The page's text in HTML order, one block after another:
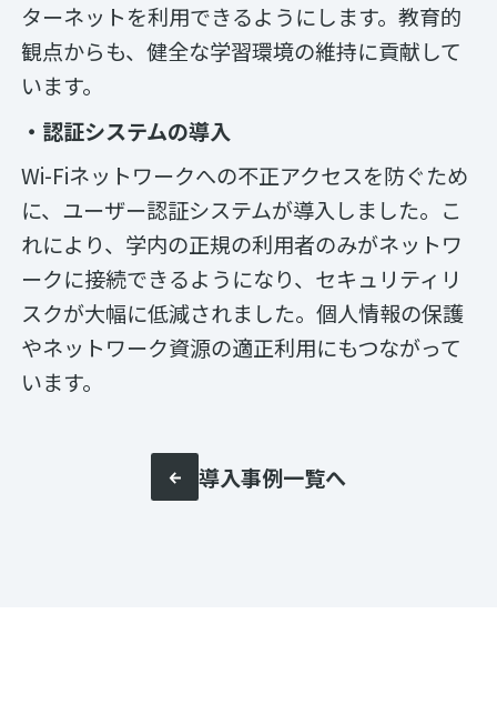
ターネットを利用できるようにします。教育的
観点からも、健全な学習環境の維持に貢献して
います。
・認証システムの導入
Wi-Fiネットワークへの不正アクセスを防ぐため
に、ユーザー認証システムが導入しました。こ
れにより、学内の正規の利用者のみがネットワ
ークに接続できるようになり、セキュリティリ
スクが大幅に低減されました。個人情報の保護
やネットワーク資源の適正利用にもつながって
います。
導入事例一覧へ